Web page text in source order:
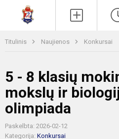
Titulinis Naujienos Konkursai
5 - 8 klasių
mokslų ir
olimpiada
Paskelbta: 2026-02-12
Kategorija: Konkursai